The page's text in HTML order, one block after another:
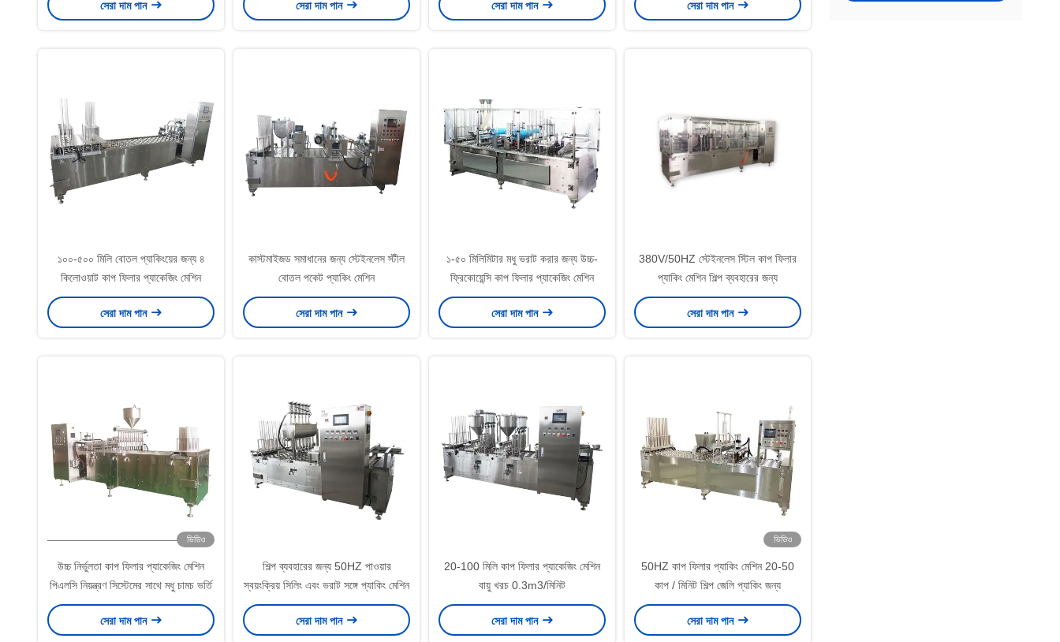
সেরা দাম পান সেরা দাম পান সেরা দাম পান সেরা দাম পান
১০০-৫০০ মিলি বোতল প্যাকিংয়ের জন্য ৪
কিলোওয়াট কাপ ফিলার প্যাকেজিং মেশিন
সেরা দাম পান
কাস্টমাইজড সমাধানের জন্য স্টেইনলেস স্টীল
বোতল পকেট প্যাকিং মেশিন
সেরা দাম পান
১-৫০ মিলিমিটার মধু ভরাট করার জন্য উচ্চ-
ফ্রিকোয়েন্সি কাপ ফিলার প্যাকেজিং মেশিন
সেরা দাম পান
380V/50HZ স্টেইনলেস স্টিল কাপ ফিলার
প্যাকিং মেশিন শিল্প ব্যবহারের জন্য
সেরা দাম পান
ভিডিও
উচ্চ নির্ভুলতা কাপ ফিলার প্যাকেজিং মেশিন
পিএলসি নিয়ন্ত্রণ সিস্টেমের সাথে মধু চামচ ভর্তি
সেরা দাম পান
শিল্প ব্যবহারের জন্য 50HZ পাওয়ার
স্বয়ংক্রিয় সিলিং এবং ভরাট সঙ্গে প্যাকিং মেশিন
সেরা দাম পান
20-100 মিলি কাপ ফিলার প্যাকেজিং মেশিন
বায়ু খরচ 0.3m3/মিনিট
সেরা দাম পান
ভিডিও
50HZ কাপ ফিলার প্যাকিং মেশিন 20-50
কাপ / মিনিট শিল্প জেলি প্যাকিং জন্য
সেরা দাম পান